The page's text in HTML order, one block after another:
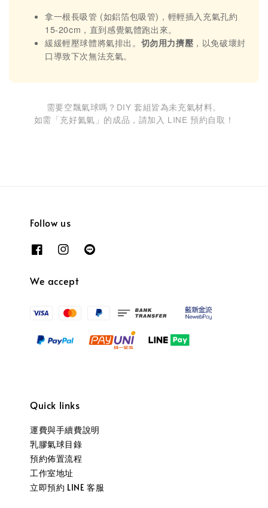
拿一根長吸管 (如鋁箔包吸管)，輕輕插入充氣孔約
15-20cm，直到感覺氣體跑出來。
緩緩輕壓球體將氣排出。 切勿用力擠壓 ，以免破壞封
口導致下次無法充氣。
需要空飄氣球嗎？DIY 套組皆為未充氣材料。
如需「充好氦氣」的成品，請加入 LINE 預約自取！
Follow us
We accept
Quick links
運費與手續費說明
乳膠氣球目錄
預約佈置流程
工作室地址
立即預約 LINE 客服